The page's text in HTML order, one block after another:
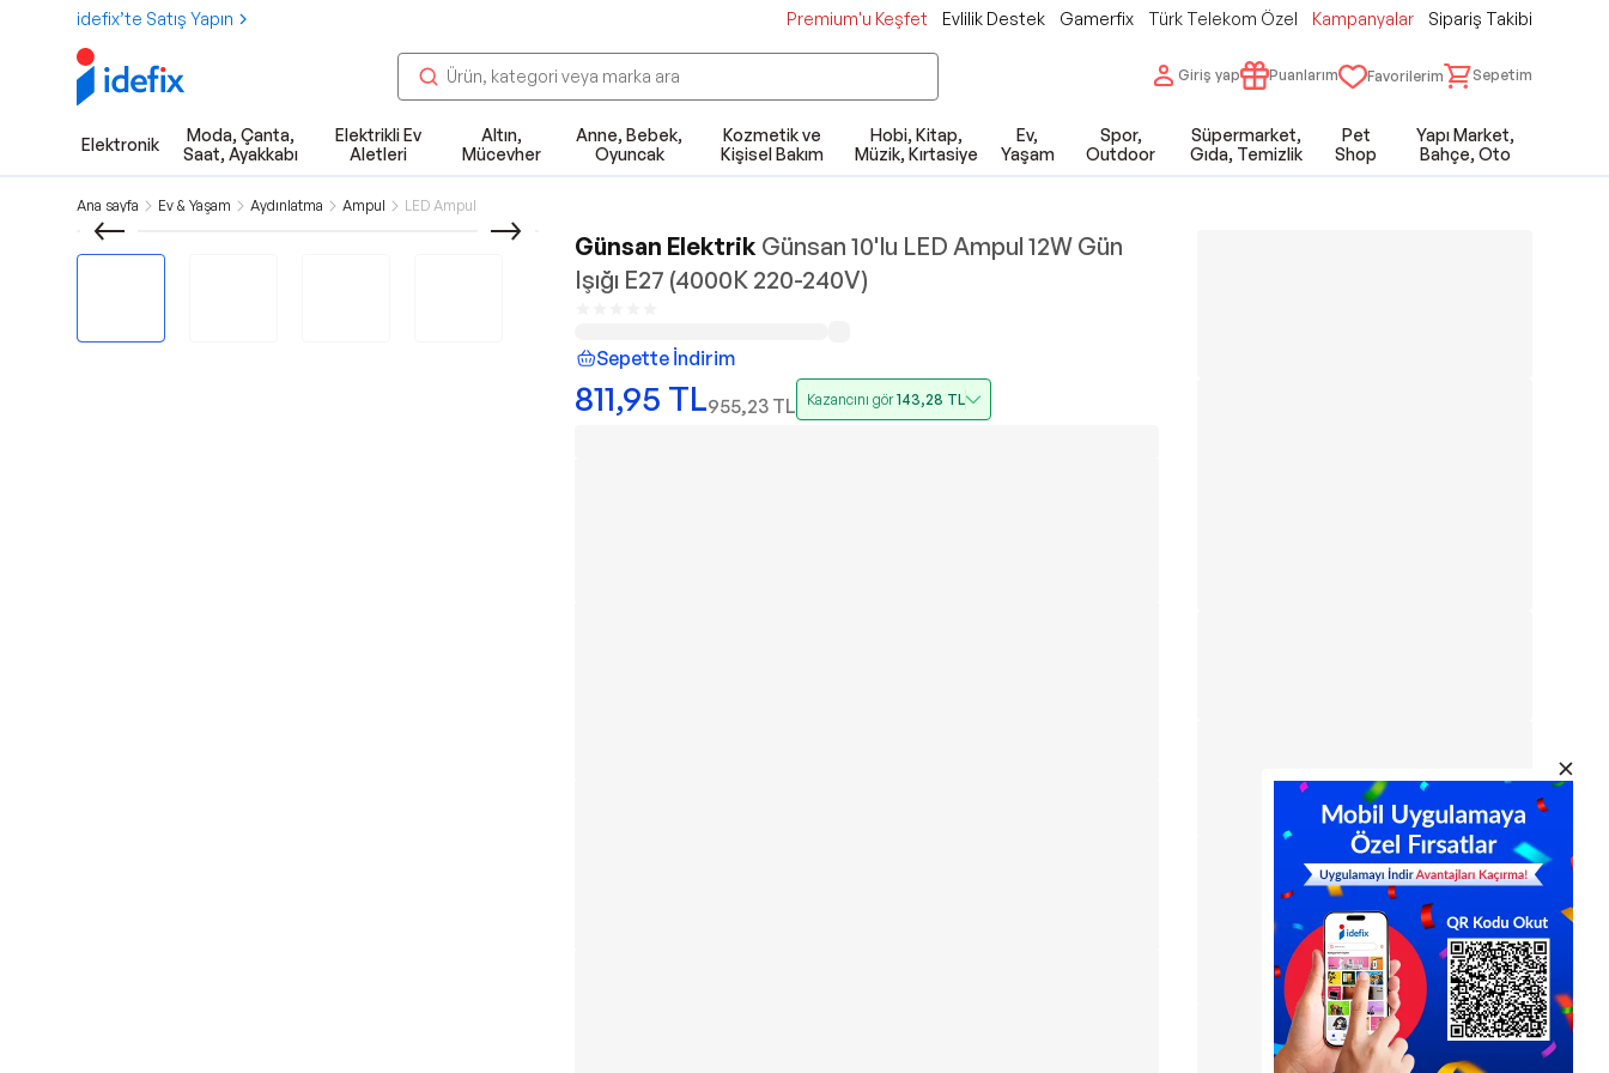
idefix’te Satış Yapın Premium'u Keşfet Evlilik Destek Gamerfix Türk Telekom Özel Kampanyalar Sipariş Takibi
Giriş yap Puanlarım Favorilerim Sepetim
Elektronik
Moda, Çanta,
Saat, Ayakkabı
Elektrikli Ev
Aletleri
Altın,
Mücevher
Anne, Bebek,
Oyuncak
Kozmetik ve
Kişisel Bakım
Hobi, Kitap,
Müzik, Kırtasiye
Ev,
Yaşam
Spor,
Outdoor
Süpermarket,
Gıda, Temizlik
Pet
Shop
Yapı Market,
Bahçe, Oto
Ana sayfa Ev & Yaşam Aydınlatma Ampul LED Ampul
Günsan Elektrik Günsan 10'lu LED Ampul 12W Gün
Işığı E27 (4000K 220-240V)
Sepette İndirim
811,95 TL955,23 TL Kazancını gör143,28 TL